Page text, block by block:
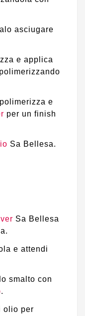
asciugare
e applica
e
per un finish
Sa Bellesa.
Sa Bellesa
e attendi
smalto con
.
olio per